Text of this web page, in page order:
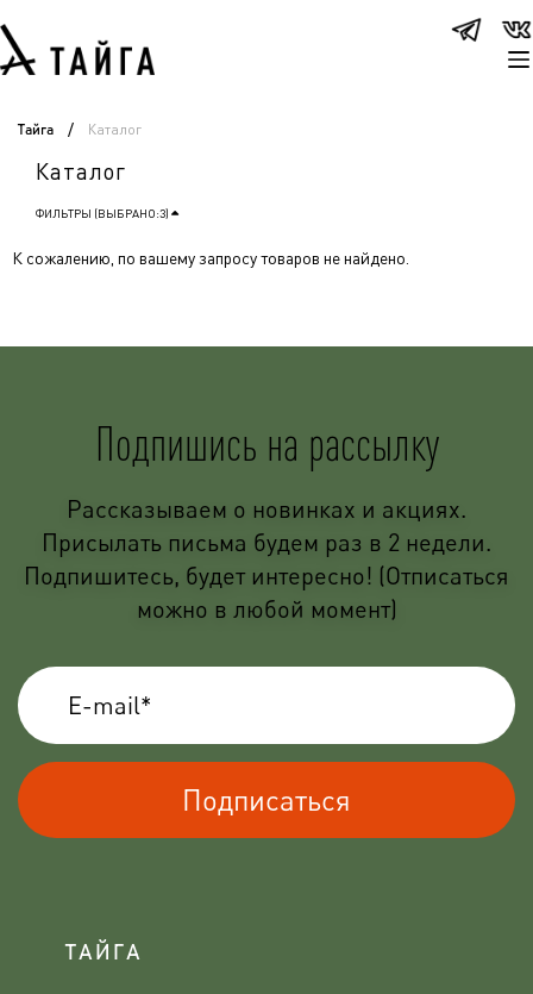
Тайга / Каталог
Каталог
ФИЛЬТРЫ (ВЫБРАНО:3)
К сожалению, по вашему запросу товаров не найдено.
Подпишись на рассылку
Рассказываем о новинках и акциях.
Присылать письма будем раз в 2 недели.
Подпишитесь, будет интересно! (Отписаться
можно в любой момент)
Подписаться
ТАЙГА